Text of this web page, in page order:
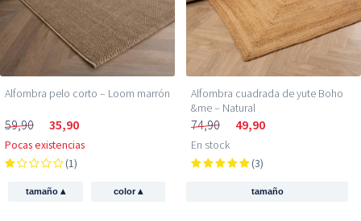
Alfombra pelo corto – Loom marrón
59,90 35,90
Pocas existencias
(1)
tamaño ▴ color▴
Alfombra cuadrada de yute Boho
&me – Natural
74,90 49,90
En stock
(3)
tamaño